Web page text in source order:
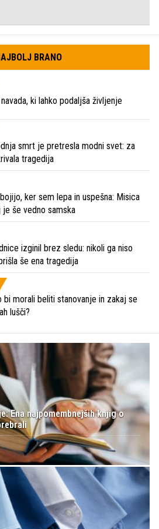
BRANO
ki lahko podaljša življenje
smrt je pretresla modni svet: za
tragedija
ker sem lepa in uspešna: Misica
je še vedno samska
izginil brez sledu: nikoli ga niso
še ena tragedija
bi morali beliti stanovanje in zakaj se
lušči?
Ena najpomembnejših knjig o